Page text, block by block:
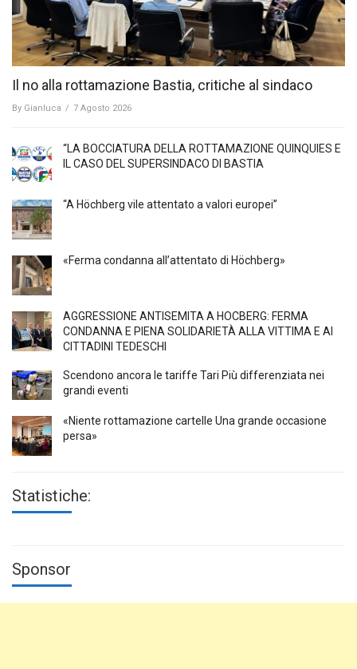
Il no alla rottamazione Bastia, critiche al sindaco
By Gianluca / 7 Agosto 2026
“LA BOCCIATURA DELLA ROTTAMAZIONE QUINQUIES E
IL CASO DEL SUPERSINDACO DI BASTIA
“A Höchberg vile attentato a valori europei”
«Ferma condanna all’attentato di Höchberg»
AGGRESSIONE ANTISEMITA A HÖCBERG: FERMA
CONDANNA E PIENA SOLIDARIETÀ ALLA VITTIMA E AI
CITTADINI TEDESCHI
Scendono ancora le tariffe Tari Più differenziata nei
grandi eventi
«Niente rottamazione cartelle Una grande occasione
persa»
Statistiche:
Sponsor